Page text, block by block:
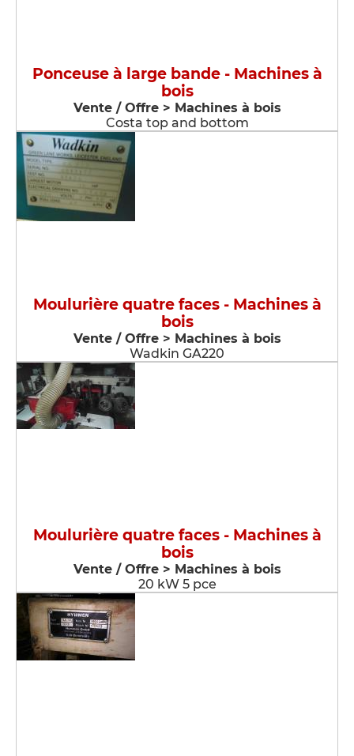
Ponceuse à large bande - Machines à
bois
Vente / Offre > Machines à bois
Costa top and bottom
Moulurière quatre faces - Machines à
bois
Vente / Offre > Machines à bois
Wadkin GA220
Moulurière quatre faces - Machines à
bois
Vente / Offre > Machines à bois
20 kW 5 pce